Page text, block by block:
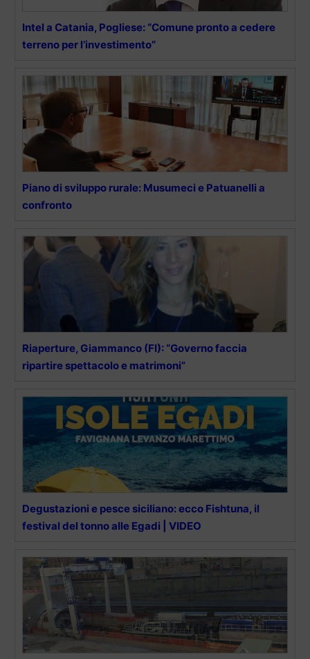
Intel a Catania, Pogliese: “Comune pronto a cedere
terreno per l’investimento”
Piano di sviluppo rurale: Musumeci e Patuanelli a
confronto
Riaperture, Giammanco (FI): “Governo faccia
ripartire spettacolo e matrimoni”
Degustazioni e pesce siciliano: ecco Fishtuna, il
festival del tonno alle Egadi | VIDEO